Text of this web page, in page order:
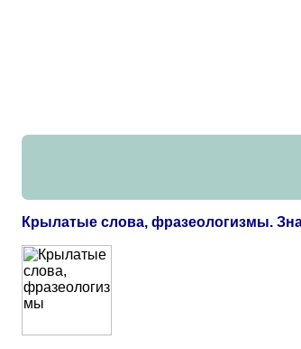
Крылатые слова, фразеологизмы.